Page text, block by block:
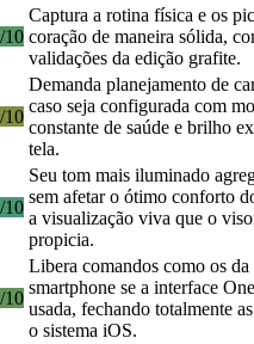
10
Captura a rotina física e os
coração de maneira sólida,
validações da edição grafite.
10
Demanda planejamento de
caso seja configurada com
constante de saúde e brilho
tela.
10
Seu tom mais iluminado
sem afetar o ótimo conforto
a visualização viva que o
propicia.
10
Libera comandos como os da
smartphone se a interface
usada, fechando totalmente
o sistema iOS.